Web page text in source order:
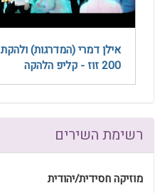
אילן דמרי (המדרגות) ולהקת
200 זוז - קליפ הלהקה
רשימת השירים
מוזיקה חסידית/יהודית